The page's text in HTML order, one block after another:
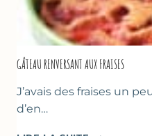
GÂTEAU RENVERSANT AUX FRAISES
J’avais des fraises un
d’en…